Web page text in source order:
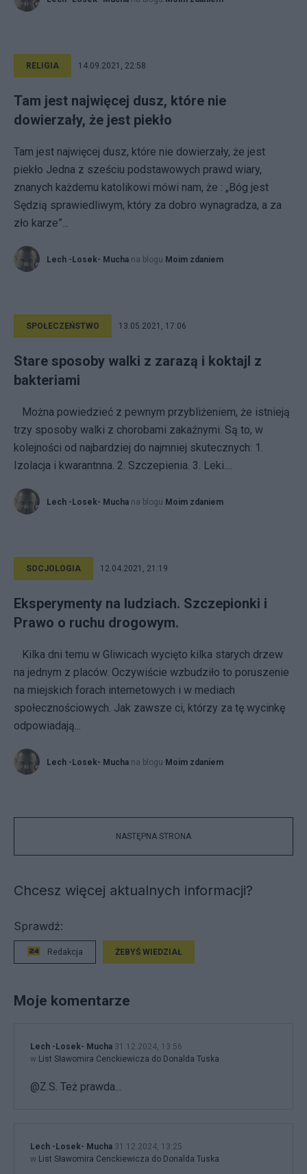
RELIGIA 14.09.2021, 22:58
Tam jest najwięcej dusz, które nie
dowierzały, że jest piekło
Tam jest najwięcej dusz, które nie dowierzały, że jest
piekło Jedna z sześciu podstawowych prawd wiary,
znanych każdemu katolikowi mówi nam, że : „Bóg jest
Sędzią sprawiedliwym, który za dobro wynagradza, a za
zło karze”...
Lech -Losek- Mucha na blogu Moim zdaniem
SPOŁECZEŃSTWO 13.05.2021, 17:06
Stare sposoby walki z zarazą i koktajl z
bakteriami
Można powiedzieć z pewnym przybliżeniem, że istnieją
trzy sposoby walki z chorobami zakaźnymi. Są to, w
kolejności od najbardziej do najmniej skutecznych: 1.
Izolacja i kwarantnna. 2. Szczepienia. 3. Leki....
Lech -Losek- Mucha na blogu Moim zdaniem
SOCJOLOGIA 12.04.2021, 21:19
Eksperymenty na ludziach. Szczepionki i
Prawo o ruchu drogowym.
Kilka dni temu w Gliwicach wycięto kilka starych drzew
na jednym z placów. Oczywiście wzbudziło to poruszenie
na miejskich forach internetowych i w mediach
społecznościowych. Jak zawsze ci, którzy za tę wycinkę
odpowiadają...
Lech -Losek- Mucha na blogu Moim zdaniem
NASTĘPNA STRONA
Chcesz więcej aktualnych informacji?
Sprawdź:
Redakcja ŻEBYŚ WIEDZIAŁ
Moje komentarze
Lech -Losek- Mucha 31.12.2024, 13:56
w List Sławomira Cenckiewicza do Donalda Tuska
@Z.S. Też prawda...
Lech -Losek- Mucha 31.12.2024, 13:25
w List Sławomira Cenckiewicza do Donalda Tuska